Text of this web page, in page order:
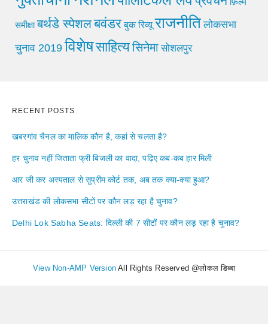
समीक्षा बर्थडे स्पेशलबवंडर बुक रिव्यू राजनीति लोकसभा
चुनाव 2019 विशेषसाहित्यसिनेमा सोशलपुर
RECENT POSTS
खबरगांव चैनल का मालिक कौन है, कहां से चलता है?
हर चुनाव नहीं जिताता फ्री बिजली का वादा, पढ़िए कब-कब हार मिली
आर जी कर अस्पताल से सुप्रीम कोर्ट तक, अब तक क्या-क्या हुआ?
उत्तराखंड की लोकसभा सीटों पर कौन लड़ रहा है चुनाव?
Delhi Lok Sabha Seats: दिल्ली की 7 सीटों पर कौन लड़ रहा है चुनाव?
View Non-AMP Version All Rights Reserved @लोकल डिब्बा